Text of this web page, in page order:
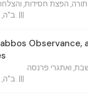
הפצת חסידות,
ב"ה, כ"ה טבת, תשי"ח ברוקלין. |||
Observance,
ואתגרי פרנסה
ב"ה, כ"ה טבת, תשי"ח ברוקלין. |||